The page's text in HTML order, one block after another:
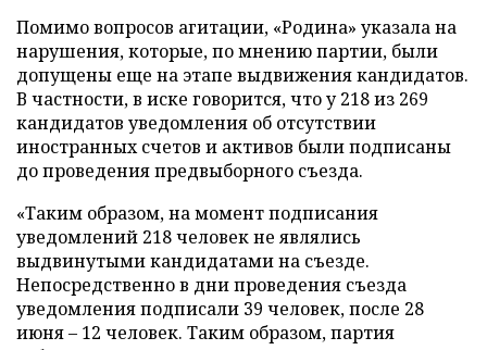
Помимо вопросов агитации, «Родина» указала на
нарушения, которые, по мнению партии, были
допущены еще на этапе выдвижения кандидатов.
В частности, в иске говорится, что у 218 из 269
кандидатов уведомления об отсутствии
иностранных счетов и активов были подписаны
до проведения предвыборного съезда.
«Таким образом, на момент подписания
уведомлений 218 человек не являлись
выдвинутыми кандидатами на съезде.
Непосредственно в дни проведения съезда
уведомления подписали 39 человек, после 28
июня – 12 человек. Таким образом, партия